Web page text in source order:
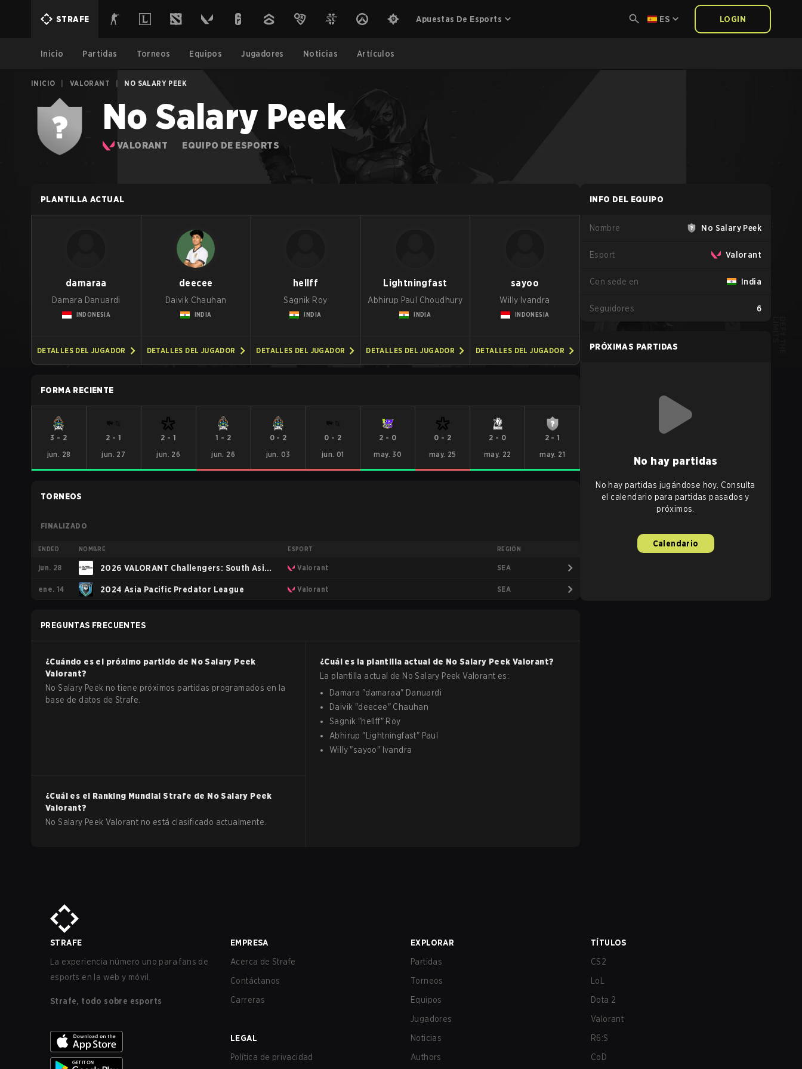
STRAFE Apuestas De Esports ES LOGIN
Inicio Partidas Torneos Equipos Jugadores Noticias Artículos
INICIO VALORANT NO SALARY PEEK
No Salary Peek
VALORANT EQUIPO DE ESPORTS
PLANTILLA ACTUAL
damaraa
Damara Danuardi
INDONESIA
DETALLES DEL JUGADOR
deecee
Daivik Chauhan
INDIA
DETALLES DEL JUGADOR
hellff
Sagnik Roy
INDIA
DETALLES DEL JUGADOR
Lightningfast
Abhirup Paul Choudhury
INDIA
DETALLES DEL JUGADOR
sayoo
Willy Ivandra
INDONESIA
DETALLES DEL JUGADOR
FORMA RECIENTE
3 - 2
jun. 28
2 - 1
jun. 27
2 - 1
jun. 26
1 - 2
jun. 26
0- 2
jun. 03
0 - 2
jun. 01
2 - 0
may. 30
0 - 2
may. 25
2 - 0
may. 22
2 -1
may. 21
TORNEOS
FINALIZADO
ENDED NOMBRE ESPORT REGIÓN
jun. 28 2026 VALORANT Challengers: South Asia:
Split 2
Valorant SEA
ene. 14 2024 Asia Pacific Predator League Valorant SEA
PREGUNTAS FRECUENTES
¿Cuándo es el próximo partido de No Salary Peek
Valorant?
No Salary Peek no tiene próximos partidas programados en la
base de datos de Strafe.
¿Cuál es la plantilla actual de No Salary Peek Valorant?
La plantilla actual de No Salary Peek Valorant es:
Damara "damaraa" Danuardi
Daivik "deecee" Chauhan
Sagnik "hellff" Roy
Abhirup " Lightningfast" Paul
Willy "sayoo" Ivandra
¿Cuál es el Ranking Mundial Strafe de No Salary Peek
Valorant?
No Salary Peek Valorant no está clasificado actualmente.
INFO DEL EQUIPO
Nombre No Salary Peek
Esport Valorant
Con sede en India
Seguidores 6
PRÓXIMAS PARTIDAS
No hay partidas
No hay partidas jugándose hoy. Consulta
el calendario para partidas pasados y
próximos.
Calendario
STRAFE
La experiencia número uno para fans de
esports en la web y móvil.
Strafe, todo sobre esports
EMPRESA
Acerca de Strafe
Contáctanos
Carreras
LEGAL
Política de privacidad
EXPLORAR
Partidas
Torneos
Equipos
Jugadores
Noticias
Authors
TÍTULOS
CS2
LoL
Dota 2
Valorant
R6:S
CoD